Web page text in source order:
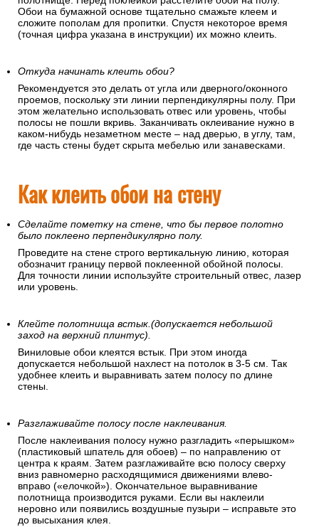
Обои на бумажной основе тщательно смажьте клеем и
сложите пополам для пропитки. Спустя некоторое время
(точная цифра указана в инструкции) их можно клеить.
Откуда начинать клеить обои?
Рекомендуется это делать от угла или дверного/оконного
проемов, поскольку эти линии перпендикулярны полу. При
этом желательно использовать отвес или уровень, чтобы
полосы не пошли вкривь. Заканчивать оклеивание нужно в
каком-нибудь незаметном месте – над дверью, в углу, там,
где часть стены будет скрыта мебелью или занавесками.
Как клеить обои на стену
Сделайте пометку на стене, что бы первое полотно
было поклеено перпендикулярно полу.
Проведите на стене строго вертикальную линию, которая
обозначит границу первой поклеенной обойной полосы.
Для точности линии используйте строительный отвес, лазер
или уровень.
Клейте полотнища встык.(допускается небольшой
заход на верхний плинтус).
Виниловые обои клеятся встык. При этом иногда
допускается небольшой нахлест на потолок в 3-5 см. Так
удобнее клеить и выравнивать затем полосу по длине
стены.
Разглаживайте полосу после наклеивания.
После наклеивания полосу нужно разгладить «перышком»
(пластиковый шпатель для обоев) – по направлению от
центра к краям. Затем разглаживайте всю полосу сверху
вниз равномерно расходящимися движениями влево-
вправо («елочкой»). Окончательное выравнивание
полотнища производится руками. Если вы наклеили
неровно или появились воздушные пузыри – исправьте это
до высыхания клея.